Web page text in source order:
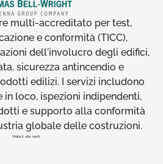
multi-accreditato per test,
e conformità (TICC),
dell'involucro degli edifici,
sicurezza antincendio e
edilizi. I servizi includono
loco, ispezioni indipendenti,
e supporto alla conformità
globale delle costruzioni.
Visita il sito web